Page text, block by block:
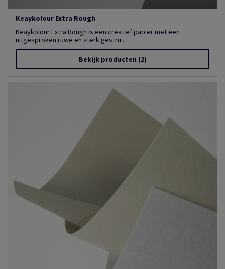
Keaykolour Extra Rough
Keaykolour Extra Rough is een creatief papier met een
uitgesproken ruwe en sterk gestru...
Bekijk producten (2)